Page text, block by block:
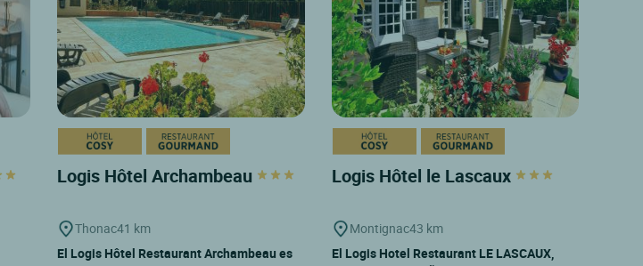
Logis Hôtel Archambeau
Thonac41 km
El Logis Hôtel Restaurant Archambeau es
Logis Hôtel le Lascaux
Montignac43 km
El Logis Hotel Restaurant LE LASCAUX,